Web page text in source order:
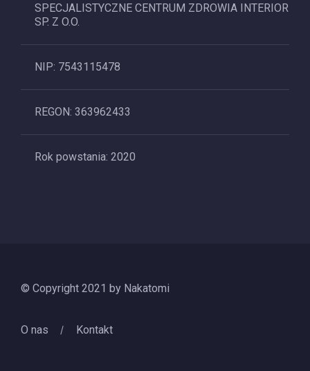
SPECJALISTYCZNE CENTRUM ZDROWIA INTERIOR
SP. Z O.O.
NIP: 7543115478
REGON: 363962433
Rok powstania: 2020
© Copyright 2021 by Nakatomi
O nas Kontakt